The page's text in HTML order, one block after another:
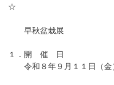
☆
早秋盆栽展
１．開 催 日
令和８年９月１１日（金